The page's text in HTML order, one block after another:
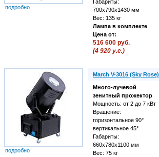
Габариты:
700х790х1430 мм
Вес: 135 кг
Лампа в комплекте
Цена от:
подробно
516 600 руб.
(4 920 у.е.)
March V-3016 (Sky Rose)
Много-лучевой
зенитный прожектор
Мощность: от 2 до 7 кВт
Вращение:
горизонтальное 90°
вертикальное 45°
Габариты:
660х780х1100 мм
Вес: 75 кг
подробно